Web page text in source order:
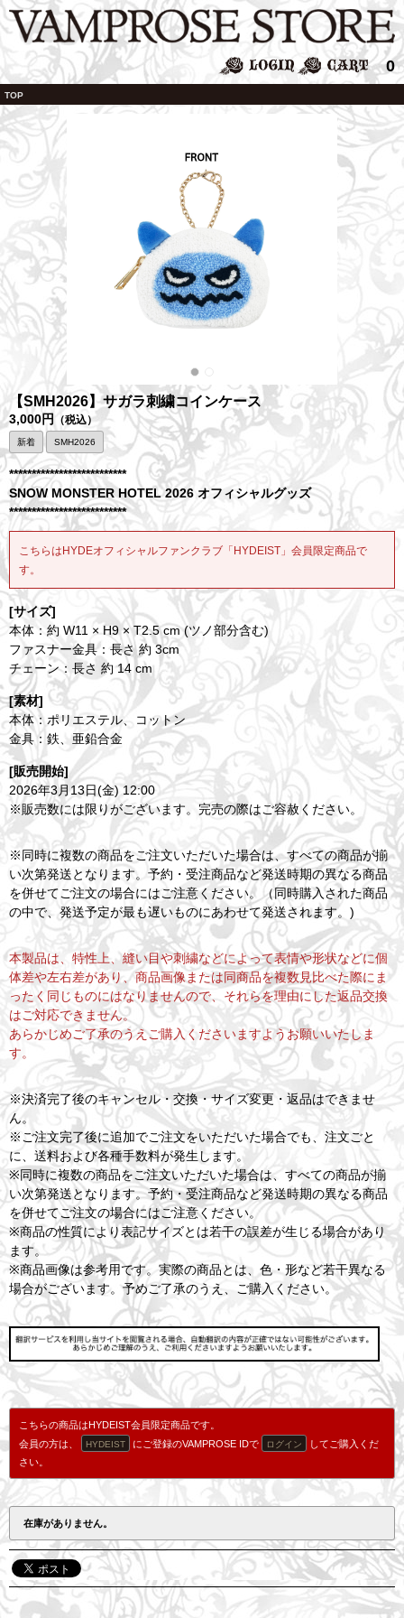
0
TOP
【SMH2026】サガラ刺繍コインケース
3,000円 （税込）
新着 SMH2026
**************************
SNOW MONSTER HOTEL 2026 オフィシャルグッズ
**************************
こちらはHYDEオフィシャルファンクラブ「HYDEIST」会員限定商品で
す。
[サイズ]
本体：約 W11 × H9 × T2.5 cm (ツノ部分含む)
ファスナー金具：長さ 約 3cm
チェーン：長さ 約 14 cm
[素材]
本体：ポリエステル、コットン
金具：鉄、亜鉛合金
[販売開始]
2026年3月13日(金) 12:00
※販売数には限りがございます。完売の際はご容赦ください。
※同時に複数の商品をご注文いただいた場合は、すべての商品が揃
い次第発送となります。予約・受注商品など発送時期の異なる商品
を併せてご注文の場合にはご注意ください。（同時購入された商品
の中で、発送予定が最も遅いものにあわせて発送されます。)
本製品は、特性上、縫い目や刺繍などによって表情や形状などに個
体差や左右差があり、商品画像または同商品を複数見比べた際にま
ったく同じものにはなりませんので、それらを理由にした返品交換
はご対応できません。
あらかじめご了承のうえご購入くださいますようお願いいたしま
す。
※決済完了後のキャンセル・交換・サイズ変更・返品はできませ
ん。
※ご注文完了後に追加でご注文をいただいた場合でも、注文ごと
に、送料および各種手数料が発生します。
※同時に複数の商品をご注文いただいた場合は、すべての商品が揃
い次第発送となります。予約・受注商品など発送時期の異なる商品
を併せてご注文の場合にはご注意ください。
※商品の性質により表記サイズとは若干の誤差が生じる場合があり
ます。
※商品画像は参考用です。実際の商品とは、色・形など若干異なる
場合がございます。予めご了承のうえ、ご購入ください。
こちらの商品はHYDEIST会員限定商品です。
会員の方は、
HYDEIST にご登録のVAMPROSE IDで ログイン
してご購入くだ
さい。
在庫がありません。